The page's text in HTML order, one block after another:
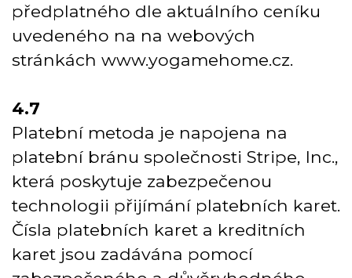
předplatného dle aktuálního ceníku
uvedeného na na webových
stránkách www.yogamehome.cz.
4.7
Platební metoda je napojena na
platební bránu společnosti Stripe, Inc.,
která poskytuje zabezpečenou
technologii přijímání platebních karet.
Čísla platebních karet a kreditních
karet jsou zadávána pomocí